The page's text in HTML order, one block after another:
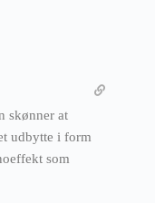
skønner at
udbytte i form
som